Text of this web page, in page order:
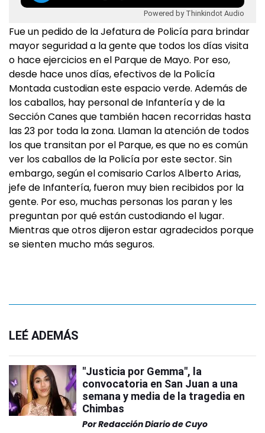
Powered by Thinkindot Audio
Fue un pedido de la Jefatura de Policía para brindar
mayor seguridad a la gente que todos los días visita
o hace ejercicios en el Parque de Mayo. Por eso,
desde hace unos días, efectivos de la Policía
Montada custodian este espacio verde. Además de
los caballos, hay personal de Infantería y de la
Sección Canes que también hacen recorridas hasta
las 23 por toda la zona. Llaman la atención de todos
los que transitan por el Parque, es que no es común
ver los caballos de la Policía por este sector. Sin
embargo, según el comisario Carlos Alberto Arias,
jefe de Infantería, fueron muy bien recibidos por la
gente. Por eso, muchas personas los paran y les
preguntan por qué están custodiando el lugar.
Mientras que otros dijeron estar agradecidos porque
se sienten mucho más seguros.
LEÉ ADEMÁS
"Justicia por Gemma", la
convocatoria en San Juan a una
semana y media de la tragedia en
Chimbas
PorRedacción Diario de Cuyo